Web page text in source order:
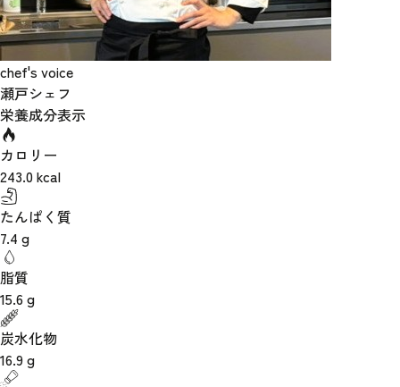
chef's voice
瀬戸シェフ
栄養成分表示
カロリー
243.0kcal
たんぱく質
7.4 g
脂質
15.6 g
炭水化物
16.9g